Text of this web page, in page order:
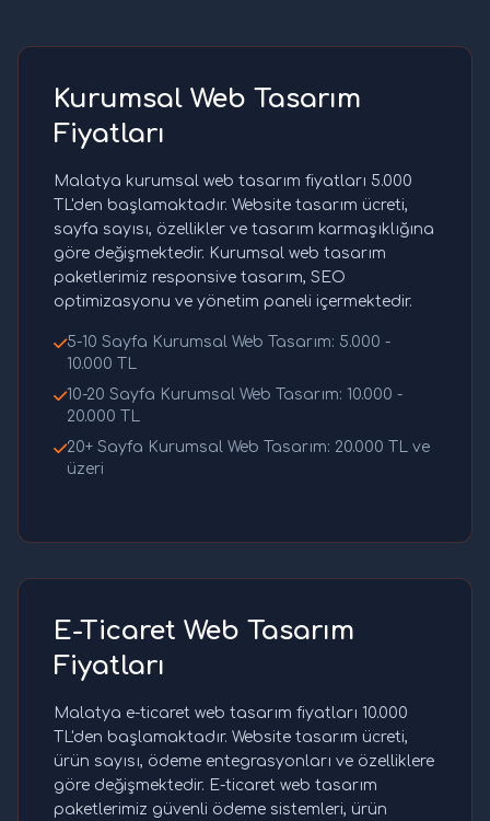
Kurumsal Web Tasarım
Fiyatları
Malatya kurumsal web tasarım fiyatları 5.000
TL'den başlamaktadır. Website tasarım ücreti,
sayfa sayısı, özellikler ve tasarım karmaşıklığına
göre değişmektedir. Kurumsal web tasarım
paketlerimiz responsive tasarım, SEO
optimizasyonu ve yönetim paneli içermektedir.
5-10 Sayfa Kurumsal Web Tasarım: 5.000 -
10.000 TL
10-20 Sayfa Kurumsal Web Tasarım: 10.000 -
20.000 TL
20+ Sayfa Kurumsal Web Tasarım: 20.000 TL ve
üzeri
E-Ticaret Web Tasarım
Fiyatları
Malatya e-ticaret web tasarım fiyatları 10.000
TL'den başlamaktadır. Website tasarım ücreti,
ürün sayısı, ödeme entegrasyonları ve özelliklere
göre değişmektedir. E-ticaret web tasarım
paketlerimiz güvenli ödeme sistemleri, ürün